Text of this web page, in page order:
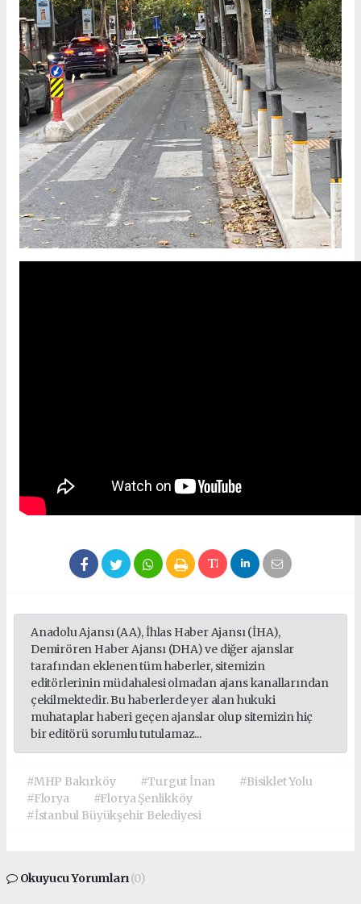
Anadolu Ajansı (AA), İhlas Haber Ajansı (İHA),
Demirören Haber Ajansı (DHA) ve diğer ajanslar
tarafından eklenen tüm haberler, sitemizin
editörlerinin müdahalesi olmadan ajans kanallarından
çekilmektedir. Bu haberlerde yer alan hukuki
muhataplar haberi geçen ajanslar olup sitemizin hiç
bir editörü sorumlu tutulamaz...
#MHP Bakırköy #Turgut İnan
#Bisiklet Yolu
#Florya
#Florya Şenlikköy
#İstanbul Büyükşehir Belediyesi
Okuyucu Yorumları(0)